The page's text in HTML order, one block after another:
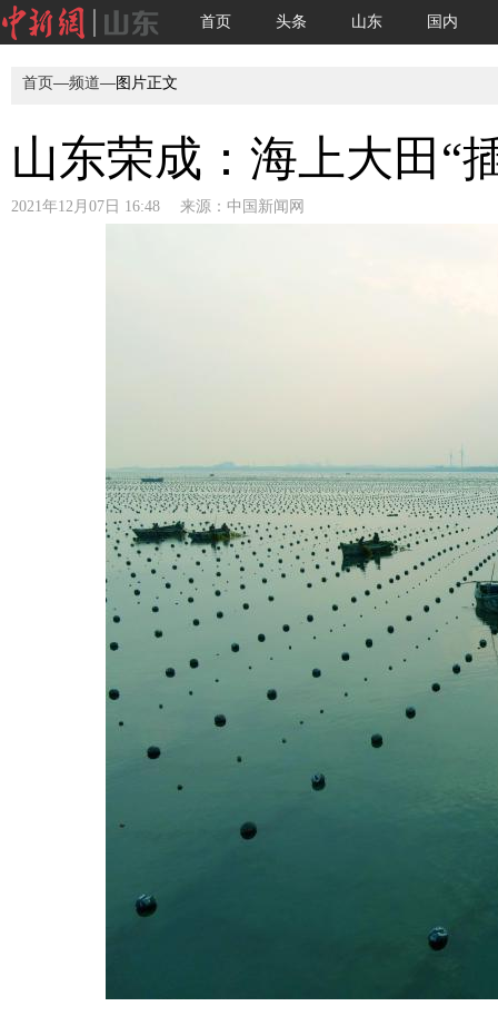
首页 头条 山东 国内
首页—频道—图片正文
山东荣成：海上大田“
2021年12月07日 16:48 来源： 中国新闻网